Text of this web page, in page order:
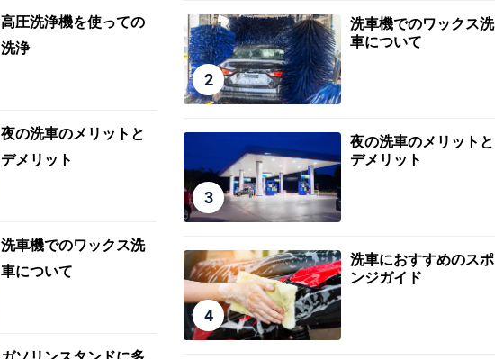
高圧洗浄機を使っての
洗浄
夜の洗車のメリットと
デメリット
洗車機でのワックス洗
車について
2
洗車機でのワックス洗
車について
3
夜の洗車のメリットと
デメリット
4
洗車におすすめのスポ
ンジガイド